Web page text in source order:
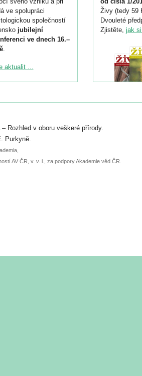
ve spolupráci
společností
jubilejní
ve dnech 16.–
.
ke konferenci
do 6. září.
přednášky nebo
aktualit ...
Živy (tedy 59
Dvouleté
Zjistěte, jak
– Rozhled v oboru veškeré přírody.
Purkyně.
AV ČR, v. v. i., za podpory Akademie věd ČR.